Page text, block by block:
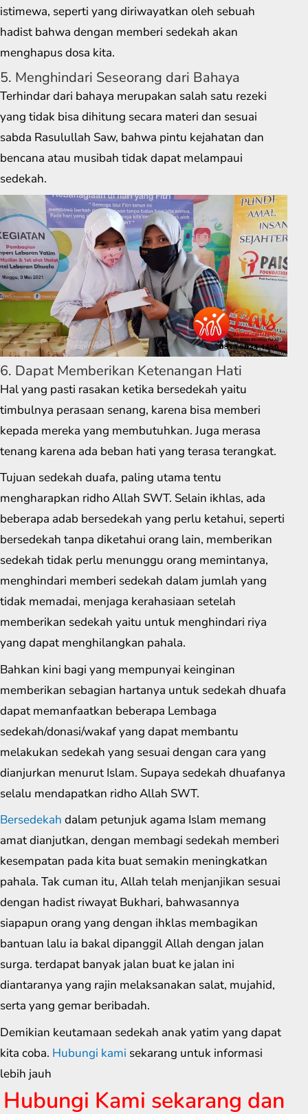
istimewa, seperti yang diriwayatkan oleh sebuah
hadist bahwa dengan memberi sedekah akan
menghapus dosa kita.
5. Menghindari Seseorang dari Bahaya
Terhindar dari bahaya merupakan salah satu rezeki
yang tidak bisa dihitung secara materi dan sesuai
sabda Rasulullah Saw, bahwa pintu kejahatan dan
bencana atau musibah tidak dapat melampaui
sedekah.
6. Dapat Memberikan Ketenangan Hati
Hal yang pasti rasakan ketika bersedekah yaitu
timbulnya perasaan senang, karena bisa memberi
kepada mereka yang membutuhkan. Juga merasa
tenang karena ada beban hati yang terasa terangkat.
Tujuan sedekah duafa, paling utama tentu
mengharapkan ridho Allah SWT. Selain ikhlas, ada
beberapa adab bersedekah yang perlu ketahui, seperti
bersedekah tanpa diketahui orang lain, memberikan
sedekah tidak perlu menunggu orang memintanya,
menghindari memberi sedekah dalam jumlah yang
tidak memadai, menjaga kerahasiaan setelah
memberikan sedekah yaitu untuk menghindari riya
yang dapat menghilangkan pahala.
Bahkan kini bagi yang mempunyai keinginan
memberikan sebagian hartanya untuk sedekah dhuafa
dapat memanfaatkan beberapa Lembaga
sedekah/donasi/wakaf yang dapat membantu
melakukan sedekah yang sesuai dengan cara yang
dianjurkan menurut Islam. Supaya sedekah dhuafanya
selalu mendapatkan ridho Allah SWT.
Bersedekah dalam petunjuk agama Islam memang
amat dianjutkan, dengan membagi sedekah memberi
kesempatan pada kita buat semakin meningkatkan
pahala. Tak cuman itu, Allah telah menjanjikan sesuai
dengan hadist riwayat Bukhari, bahwasannya
siapapun orang yang dengan ihklas membagikan
bantuan lalu ia bakal dipanggil Allah dengan jalan
surga. terdapat banyak jalan buat ke jalan ini
diantaranya yang rajin melaksanakan salat, mujahid,
serta yang gemar beribadah.
Demikian keutamaan sedekah anak yatim yang dapat
kita coba. Hubungi kami sekarang untuk informasi
lebih jauh
Hubungi Kami sekarang dan